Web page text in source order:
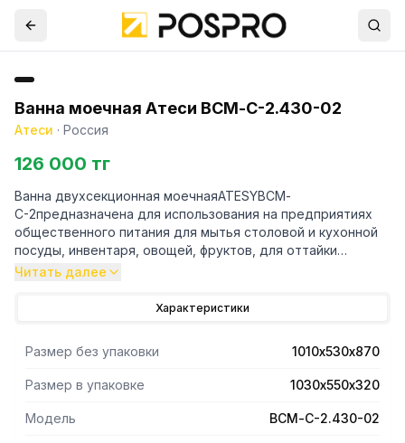
Ванна моечная Атеси ВСМ-С-2.430-02
Атеси · Россия
126 000 тг
Ванна двухсекционная моечнаяATESYВСМ-
С-2предназначена для использования на предприятиях
общественного питания для мытья столовой и кухонной
посуды, инвентаря, овощей, фруктов, для оттайки
замороженных пищевых продуктов и пр.
- Ванна изготовлена из нержавеющей стали маркиAISI 304.
- Все кромки ванны и элементов каркаса имеют подгиб
(фальцовку), что полностью исключает получение травмы
персоналом при сборке, эксплуатации и санитарной
обработке ванны.
Читать далее
Характеристики
Размер без упаковки 1010х530х870
Размер в упаковке 1030х550х320
Модель ВСМ-С-2.430-02